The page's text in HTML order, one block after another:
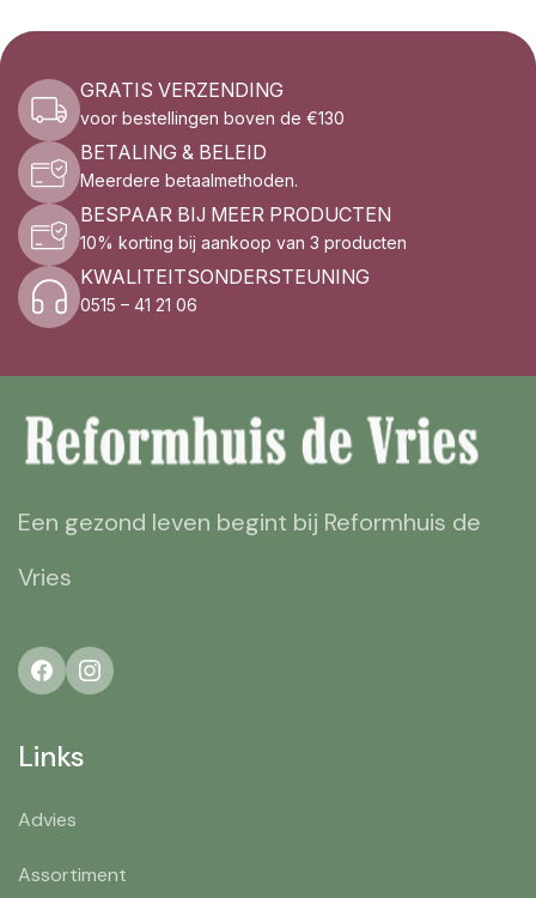
GRATIS VERZENDING
voor bestellingen boven de €130
BETALING & BELEID
Meerdere betaalmethoden.
BESPAAR BIJ MEER PRODUCTEN
10% korting bij aankoop van 3 producten
KWALITEITSONDERSTEUNING
0515 – 41 21 06
Een gezond leven begint bij Reformhuis de
Vries
Links
Advies
Assortiment